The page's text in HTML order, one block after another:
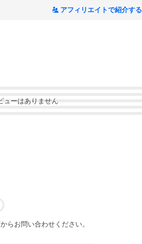
アフィリエイトで紹介する
ューはありません
らお問い合わせください。